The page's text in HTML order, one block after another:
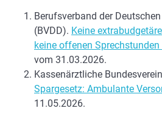
Berufsverband der
(BVDD). Keine
keine offenen Sprechstunden
vom 31.03.2026.
Kassenärztliche
Spargesetz: Ambulante
11.05.2026.